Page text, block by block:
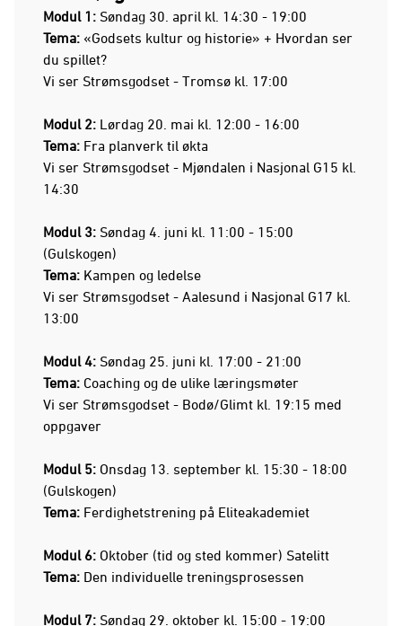
Modul 1: Søndag 30. april kl. 14:30 - 19:00
Tema: «Godsets kultur og historie» + Hvordan ser
du spillet?
Vi ser Strømsgodset - Tromsø kl. 17:00
Modul 2: Lørdag 20. mai kl. 12:00 - 16:00
Tema: Fra planverk til økta
Vi ser Strømsgodset - Mjøndalen i Nasjonal G15 kl.
14:30
Modul 3: Søndag 4. juni kl. 11:00 - 15:00
(Gulskogen)
Tema: Kampen og ledelse
Vi ser Strømsgodset - Aalesund i Nasjonal G17 kl.
13:00
Modul 4: Søndag 25. juni kl. 17:00 - 21:00
Tema: Coaching og de ulike læringsmøter
Vi ser Strømsgodset - Bodø/Glimt kl. 19:15 med
oppgaver
Modul 5: Onsdag 13. september kl. 15:30 - 18:00
(Gulskogen)
Tema: Ferdighetstrening på Eliteakademiet
Modul 6: Oktober (tid og sted kommer) Satelitt
Tema: Den individuelle treningsprosessen
Modul 7: Søndag 29. oktober kl. 15:00 - 19:00